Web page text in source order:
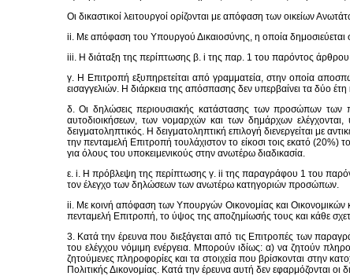
Οι δικαστικοί λειτουργοί ορίζονται με απόφαση των οικείων
ii. Με απόφαση του Υπουργού Δικαιοσύνης, η οποία δημοσιεύεται
iii. Η διάταξη της περίπτωσης β. i της παρ. 1 του παρόντος άρθρου
γ. Η Επιτροπή εξυπηρετείται από γραμματεία, στην οποία
εισαγγελιών. Η διάρκεια της απόσπασης δεν υπερβαίνει τα δύο
δ. Οι δηλώσεις περιουσιακής κατάστασης των προσώπων των
αυτοδιοικήσεων, των νομαρχών και των δημάρχων
δειγματοληπτικός. Η δειγματοληπτική επιλογή διενεργείται με
την πενταμελή Επιτροπή τουλάχιστον το είκοσι τοις εκατό (20%)
για όλους του υποκειμενικούς στην ανωτέρω διαδικασία.
ε. i. Η πρόβλεψη της περίπτωσης γ. ii της παραγράφου 1 του
τον έλεγχο των δηλώσεων των ανωτέρω κατηγοριών προσώπων.
ii. Με κοινή απόφαση των Υπουργών Οικονομίας και Οικονομικών
πενταμελή Επιτροπή, το ύψος της αποζημίωσής τους και κάθε
3. Κατά την έρευνα που διεξάγεται από τις Επιτροπές των
του ελέγχου νόμιμη ενέργεια. Μπορούν ιδίως: α) να ζητούν
ζητούμενες πληροφορίες και τα στοιχεία που βρίσκονται στην
Πολιτικής Δικονομίας. Κατά την έρευνα αυτή δεν εφαρμόζονται οι